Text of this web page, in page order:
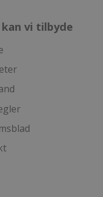
kan vi tilbyde